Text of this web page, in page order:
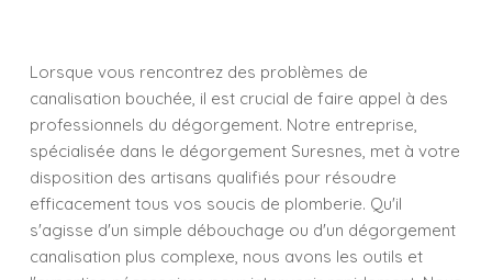
Lorsque vous rencontrez des problèmes de
canalisation bouchée, il est crucial de faire appel à des
professionnels du dégorgement. Notre entreprise,
spécialisée dans le dégorgement Suresnes, met à votre
disposition des artisans qualifiés pour résoudre
efficacement tous vos soucis de plomberie. Qu'il
s'agisse d'un simple débouchage ou d'un dégorgement
canalisation plus complexe, nous avons les outils et